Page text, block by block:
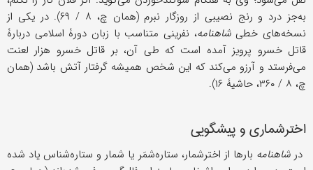
به‌جز درد و رنج نصیبی از روزگار نبرم (همان چ، ۸ / ۶۹). در یکی از
نسخه‌های خطیشاهنامه، نفرینی متناسب با زبان دورۀ اسلامی دربارۀ
قاتل خسرو پرویز آمده است که طی آن، بر قاتل خسرو هزار لعنت
می‌فرستد و آرزو می‌کند که این شخص همیشه گرفتار آتش باشد (همان
چ، ۸ / ۳۶۰، حاشیۀ ۱۶).
اخترشماری و پیشگویی
درشاهنامه بارها از اخترشمار، ستاره‌شمَر یا شمار و ستاره‌شناس یاد شده